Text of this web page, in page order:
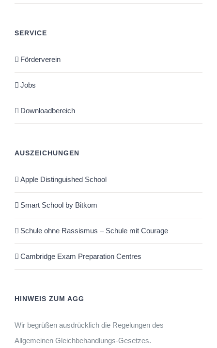
SERVICE
Förderverein
Jobs
Downloadbereich
AUSZEICHUNGEN
Apple Distinguished School
Smart School by Bitkom
Schule ohne Rassismus – Schule mit Courage
Cambridge Exam Preparation Centres
HINWEIS ZUM AGG
Wir begrüßen ausdrücklich die Regelungen des
Allgemeinen Gleichbehandlungs-Gesetzes.